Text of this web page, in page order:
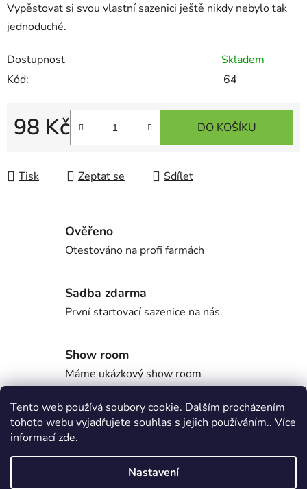
Tento web používá soubory cookie. Dalším procházením
tohoto webu vyjadřujete souhlas s jejich používáním.. Více
informacízde.
Nastavení
Vypěstovat si svou vlastní sazenici ještě nikdy nebylo tak
jednoduché.
Dostupnost
Skladem
Kód:
64
98 Kč
Měrná cena:
DO KOŠÍKU
Tisk Zeptat se Sdílet
Ověřeno
Otestováno na profi farmách
Sadba zdarma
První startovací sazenice na nás.
Show room
Máme ukázkový show room
Popis